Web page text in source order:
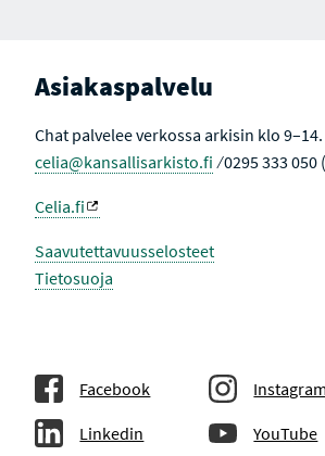
Asiakaspalvelu
Chat palvelee verkossa arkisin klo 9–14.
celia@kansallisarkisto.fi ⁄ 0295 333
Celia.fi
Saavutettavuusselosteet
Tietosuoja
Facebook Instagram
Linkedin YouTube